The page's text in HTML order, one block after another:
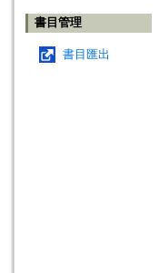
書目管理
書目匯出